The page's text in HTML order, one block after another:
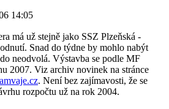
14:05
má už stejně jako SSZ Plzeňská -
Snad do týdne by mohlo nabýt
neodvolá. Výstavba se podle MF
2007. Viz archiv novinek na stránce
. Není bez zajímavosti, že se
rozpočtu už na rok 2004.